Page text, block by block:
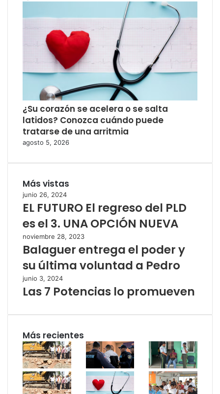
¿Su corazón se acelera o se salta
latidos? Conozca cuándo puede
tratarse de una arritmia
agosto 5, 2026
Más vistas
junio 26, 2024
EL FUTURO El regreso del PLD
es el 3. UNA OPCIÓN NUEVA
noviembre 28, 2023
Balaguer entrega el poder y
su última voluntad a Pedro
junio 3, 2024
Las 7 Potencias lo promueven
Más recientes